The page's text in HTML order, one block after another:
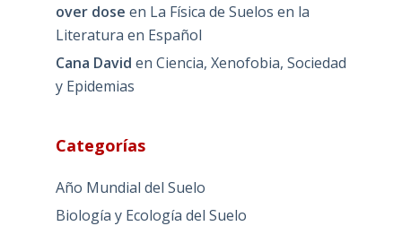
over dose en La Física de Suelos en la
Literatura en Español
Cana David en Ciencia, Xenofobia, Sociedad
y Epidemias
Categorías
Año Mundial del Suelo
Biología y Ecología del Suelo